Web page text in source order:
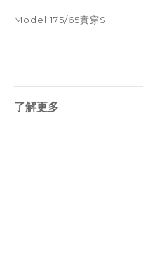
Model 175/65實穿S
了解更多